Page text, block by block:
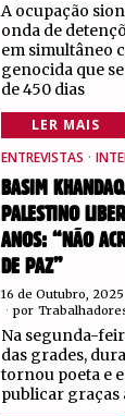
A ocupação
onda de
em simultâneo
genocida que
de 450 dias
LER MAIS
ENTREVISTAS ·
BASIM
PALESTINO
ANOS: “NÃO
DE PAZ”
16 de Outubro, 2025
por
Na segunda-
das grades,
tornou poeta e
publicar graças